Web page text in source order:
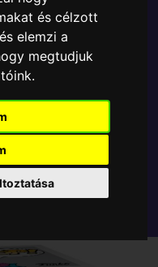
és célzott
elemzi a
megtudjuk